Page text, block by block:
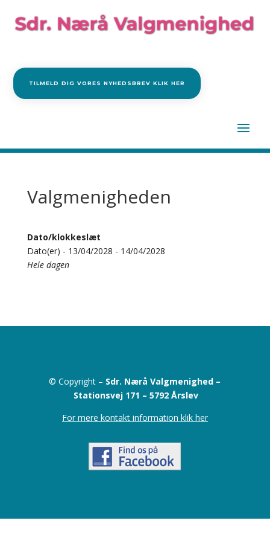
TILMELD DIG VORES NYHEDSBREV KLIK HER
Valgmenigheden
Dato/klokkeslæt
Dato(er) - 13/04/2028 - 14/04/2028
Hele dagen
© Copyright – Sdr. Nærå Valgmenighed –
Stationsvej 171 –5792 Årslev
For mere kontakt information klik her